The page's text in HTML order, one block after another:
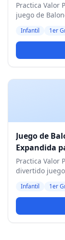
Practica Valor
juego de
Infantil 1er
Juego de
Expandida
Practica Valor
divertido
Infantil 1er